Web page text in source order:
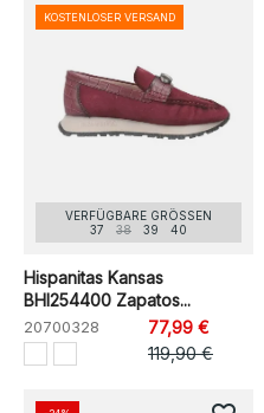
VERFÜGBARE GRÖSSEN
37
38 39 40
Hispanitas Kansas
BHI254400 Zapatos...
20700328
77,99 €
119,90 €
KOSTENLOSER VERSAND